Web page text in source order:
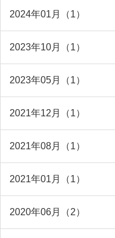
2024年01月（1）
2023年10月（1）
2023年05月（1）
2021年12月（1）
2021年08月（1）
2021年01月（1）
2020年06月（2）